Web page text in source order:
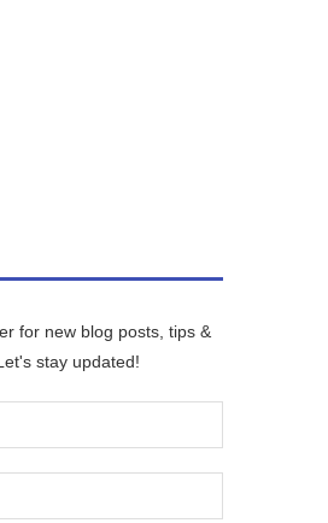
for new blog posts, tips &
stay updated!